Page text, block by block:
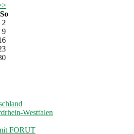
So
2
9
Westfalen
FORUT